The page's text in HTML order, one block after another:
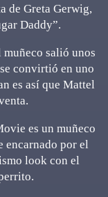
de Greta Gerwig,
Daddy”.
salió unos
convirtió en uno
es así que Mattel
es un muñeco
encarnado por el
look con el